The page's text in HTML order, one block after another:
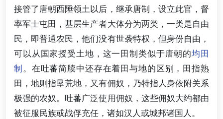
接管了唐朝西陲领土以后，继承唐制，设立此官，督
率军士屯田，基层生产者大体分为两类，一类是自由
民，即普通农民，他们没有世袭特权，但身份自由，
可以从国家授受土地，这一田制类似于唐朝的均田
制 。在吐蕃简牍中还存在着田与地的区别，田指熟
田，地则指垦荒地，又有佣奴，乃特指人身依附关系
极强的农奴。吐蕃广泛使用佣奴，这些佣奴大约都由
被征服民族或战俘充任，诸如汉人或城邦诸国人。